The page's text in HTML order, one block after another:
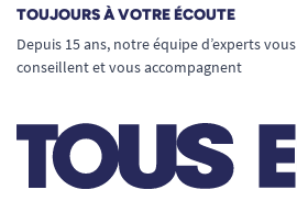
TOUJOURS À VOTRE ÉCOUTE
Depuis 15 ans, notre équipe d’experts vous
conseillent et vous accompagnent